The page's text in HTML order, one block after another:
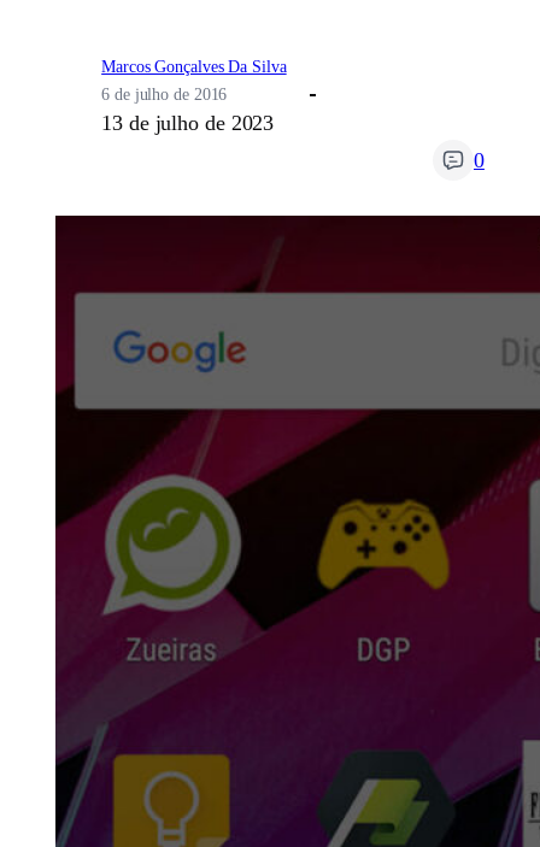
Marcos Gonçalves Da Silva
6 de julho de 2016
13 de julho de 2023
0